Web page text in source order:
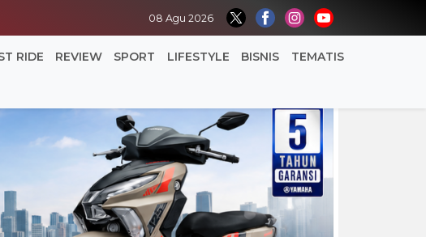
08 Agu 2026
RIDE REVIEW SPORT LIFESTYLE BISNIS TEMATIS